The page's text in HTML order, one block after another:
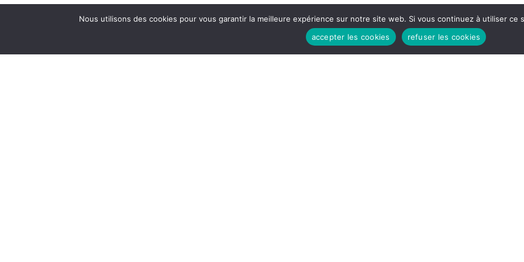
Nous utilisons des cookies pour vous garantir la meilleure expérience sur notre site web. Si vous continuez à utiliser
accepter les cookies
refuser les cookies